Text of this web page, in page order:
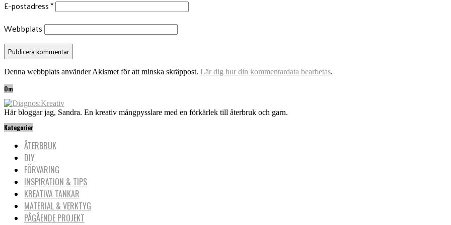
E-postadress*
Webbplats
Denna webbplats använder Akismet för att minska skräppost. Lär dig hur din kommentardata bearbetas.
Om
Här bloggar jag, Sandra. En kreativ mångpysslare med en förkärlek till återbruk och garn.
Kategorier
ÅTERBRUK
DIY
FÖRVARING
INSPIRATION & TIPS
KREATIVA TANKAR
MATERIAL & VERKTYG
PÅGÅENDE PROJEKT